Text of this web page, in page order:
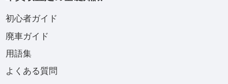
初心者ガイド
廃車ガイド
用語集
よくある質問